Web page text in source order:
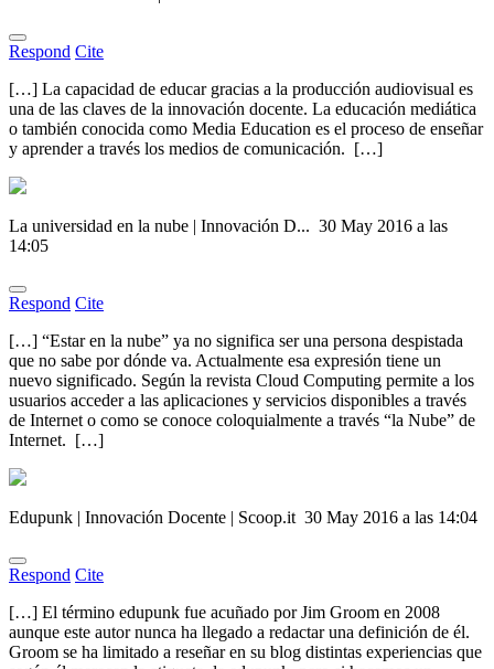
Respond Cite
[…] La capacidad de educar gracias a la producción audiovisual es
una de las claves de la innovación docente. La educación mediática
o también conocida como Media Education es el proceso de enseñar
y aprender a través los medios de comunicación. […]
La universidad en la nube | Innovación D... 30 May 2016 a las
14:05
Respond Cite
[…] “Estar en la nube” ya no significa ser una persona despistada
que no sabe por dónde va. Actualmente esa expresión tiene un
nuevo significado. Según la revista Cloud Computing permite a los
usuarios acceder a las aplicaciones y servicios disponibles a través
de Internet o como se conoce coloquialmente a través “la Nube” de
Internet. […]
Edupunk | Innovación Docente | Scoop.it 30 May 2016 a las 14:04
Respond Cite
[…] El término edupunk fue acuñado por Jim Groom en 2008
aunque este autor nunca ha llegado a redactar una definición de él.
Groom se ha limitado a reseñar en su blog distintas experiencias que